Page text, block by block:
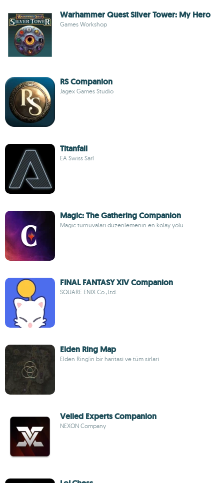
Warhammer Quest Silver Tower: My Hero
Games Workshop
RS Companion
Jagex Games Studio
Titanfall
EA Swiss Sarl
Magic: The Gathering Companion
Magic turnuvaları düzenlemenin en kolay yolu
FINAL FANTASY XIV Companion
SQUARE ENIX Co.,Ltd.
Elden Ring Map
Elden Ring'in bir haritası ve tüm sırları
Veiled Experts Companion
NEXON Company